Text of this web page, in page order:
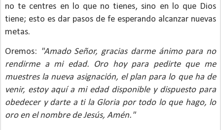
no te centres en lo que no tienes, sino en lo que Dios
tiene; esto es dar pasos de fe esperando alcanzar nuevas
metas.
Oremos: "Amado Señor, gracias darme ánimo para no
rendirme a mi edad. Oro hoy para pedirte que me
muestres la nueva asignación, el plan para lo que ha de
venir, estoy aquí a mi edad disponible y dispuesto para
obedecer y darte a ti la Gloria por todo lo que hago, lo
oro en el nombre de Jesús, Amén."